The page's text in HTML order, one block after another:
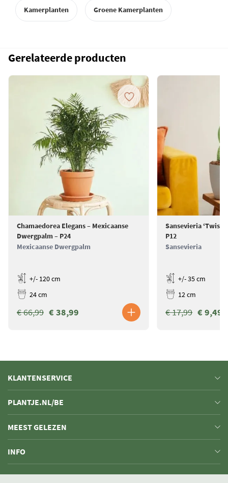
tussen gietbeurten ietwat opdrogen. Kijk verder uit dat er geen laagje
water onderin de pot komt te staan, om wortelrot te voorkomen.
Kamerplanten Groene Kamerplanten
Gerelateerde producten
Chamaedorea Elegans – Mexicaanse
Dwergpalm – P24
Mexicaanse Dwergpalm
+/- 120 cm
24 cm
€ 38,99
€ 66,99
Sansevieria
P12
Sansevieria
+/- 35 cm
12 cm
€ 9,49
€ 17,99
KLANTENSERVICE
PLANTJE.NL/BE
MEEST GELEZEN
INFO